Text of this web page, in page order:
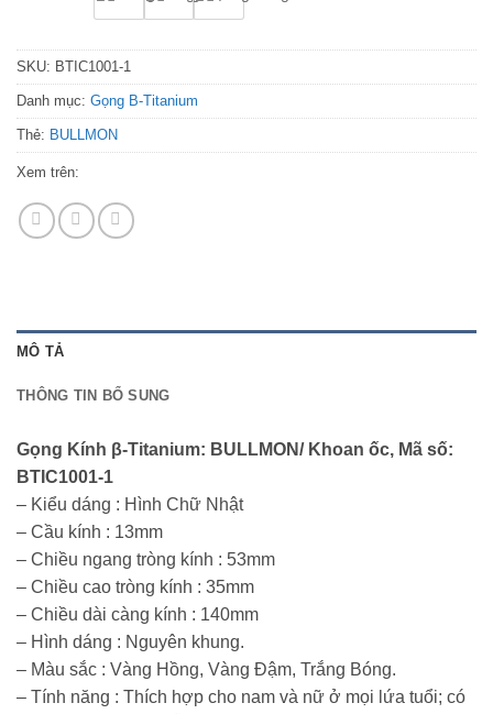
SKU: BTIC1001-1
Danh mục: Gọng B-Titanium
Thẻ: BULLMON
Xem trên:
MÔ TẢ
THÔNG TIN BỔ SUNG
Gọng Kính β-Titanium: BULLMON/ Khoan ốc, Mã số:
BTIC1001-1
– Kiểu dáng : Hình Chữ Nhật
– Cầu kính : 13mm
– Chiều ngang tròng kính : 53mm
– Chiều cao tròng kính : 35mm
– Chiều dài càng kính : 140mm
– Hình dáng : Nguyên khung.
– Màu sắc : Vàng Hồng, Vàng Đậm, Trắng Bóng.
– Tính năng : Thích hợp cho nam và nữ ở mọi lứa tuổi; có